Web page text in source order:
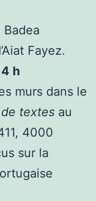
Badea
Fayez.
h
murs dans le
textes au
4000
sur la